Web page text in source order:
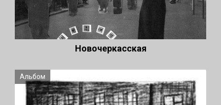
Новочеркасская
Альбом